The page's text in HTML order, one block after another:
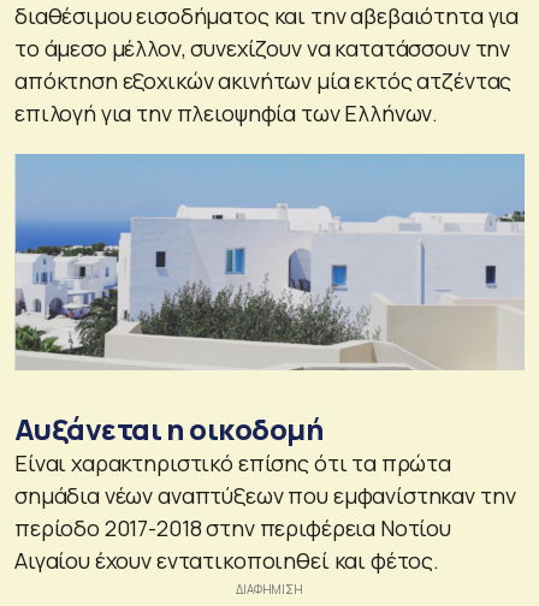
διαθέσιμου εισοδήματος και την αβεβαιότητα για
το άμεσο μέλλον, συνεχίζουν να κατατάσσουν την
απόκτηση εξοχικών ακινήτων μία εκτός ατζέντας
επιλογή για την πλειοψηφία των Ελλήνων.
Αυξάνεται η οικοδομή
Είναι χαρακτηριστικό επίσης ότι τα πρώτα
σημάδια νέων αναπτύξεων που εμφανίστηκαν την
περίοδο 2017-2018 στην περιφέρεια Νοτίου
Αιγαίου έχουν εντατικοποιηθεί και φέτος.